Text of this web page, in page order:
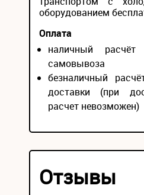
оборудованием
Оплата
наличный
самовывоза
безналичный
доставки (при
расчет невозможен)
Отзывы